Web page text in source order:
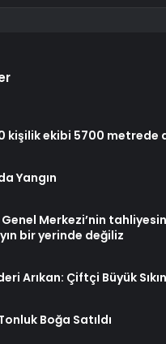
kişilik ekibi 5700 metrede
Yangın
Genel Merkezi’nin
bir yerinde değiliz
Arıkan: Çiftçi Büyük
Boğa Satıldı